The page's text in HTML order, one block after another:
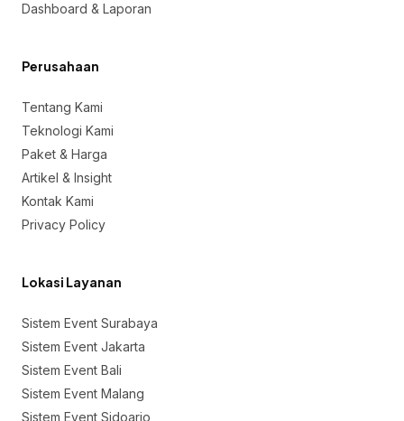
Dashboard & Laporan
Perusahaan
Tentang Kami
Teknologi Kami
Paket & Harga
Artikel & Insight
Kontak Kami
Privacy Policy
Lokasi Layanan
Sistem Event Surabaya
Sistem Event Jakarta
Sistem Event Bali
Sistem Event Malang
Sistem Event Sidoarjo